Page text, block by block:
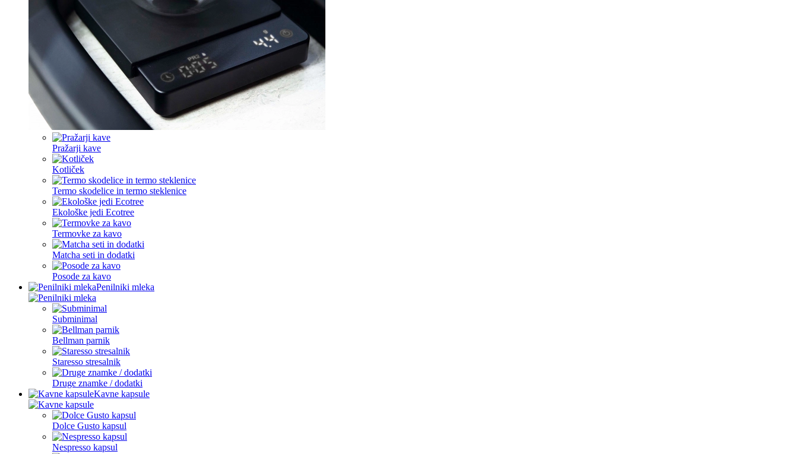
Pražarji kave
Kotliček
Termo skodelice in termo steklenice
Ekološke jedi Ecotree
Termovke za kavo
Matcha seti in dodatki
Posode za kavo
Penilniki mleka
Subminimal
Bellman parnik
Staresso stresalnik
Druge znamke / dodatki
Kavne kapsule
Dolce Gusto kapsul
Nespresso kapsul